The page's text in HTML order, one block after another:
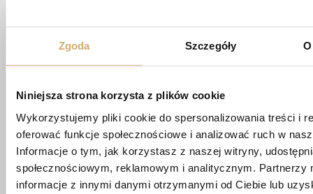
Zgoda Szczegóły
Niniejsza strona korzysta z plików cookie
Wykorzystujemy pliki cookie do spersonalizowania treści i
oferować funkcje społecznościowe i analizować ruch w
Informacje o tym, jak korzystasz z naszej witryny,
społecznościowym, reklamowym i analitycznym. Partnerzy
informacje z innymi danymi otrzymanymi od Ciebie lub
biuro@apartamentypoligonowa.pl
+48 881 737 573
+48 663 689 911
ul. Wędrowna 1/87,
20-819 Lublin